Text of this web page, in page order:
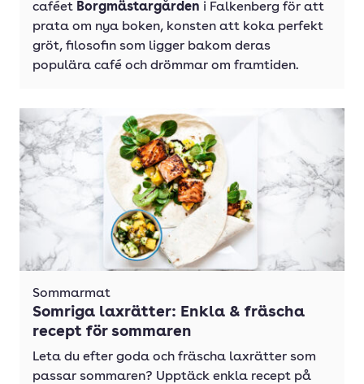
caféet Borgmästargården i Falkenberg för att
prata om nya boken, konsten att koka perfekt
gröt, filosofin som ligger bakom deras
populära café och drömmar om framtiden.
Sommarmat
Somriga laxrätter: Enkla & fräscha
recept för sommaren
Leta du efter goda och fräscha laxrätter som
passar sommaren? Upptäck enkla recept på